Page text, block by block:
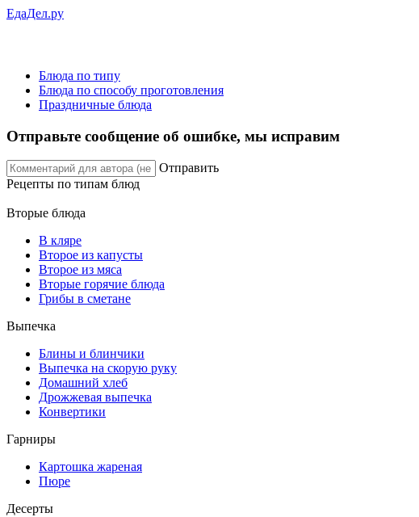
ЕдаДел.ру
Блюда по типу
Блюда по способу проготовления
Праздничные блюда
Отправьте сообщение об ошибке, мы исправим
Отправить
Рецепты по типам блюд
Вторые блюда
В кляре
Второе из капусты
Второе из мяса
Вторые горячие блюда
Грибы в сметане
Выпечка
Блины и блинчики
Выпечка на скорую руку
Домашний хлеб
Дрожжевая выпечка
Конвертики
Гарниры
Картошка жареная
Пюре
Десерты